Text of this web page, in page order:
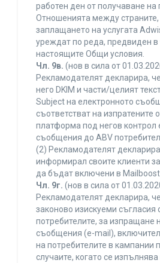
работен ден от получаване
Отношенията между
заплащането на услугата
уреждат по реда, предвиден в
настоящите Общи условия.
Чл. 9в. (нов в сила от
Рекламодателят декларира,
него DKIM и части/целият
Subject на електронното
съответстват на изпратените
платформа под негов контрол
съобщения до ABV
(2) Рекламодателят
информирал своите клиенти
да бъдат включени в
Чл. 9г. (нов в сила от
Рекламодателят декларира,
законово изискуеми съгласия
потребителите, за изпращане
съобщения (e-mail),
на потребителите в кампании
случаите, когато се